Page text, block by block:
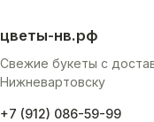
цветы-нв.рф
Свежие букеты с
Нижневартовску
+7 (912) 086-59-99